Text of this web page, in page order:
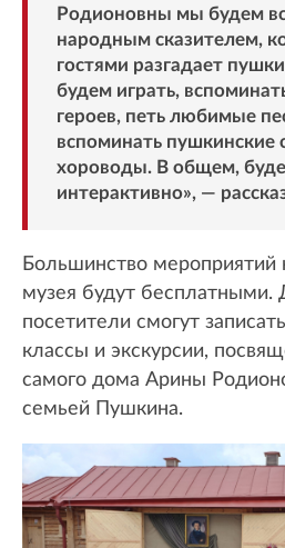
Родионовны мы будем
народным сказителем,
гостями разгадает
будем играть,
героев, петь любимые
вспоминать пушкинские
хороводы. В общем,
интерактивно», —
Большинство мероприятий
музея будут бесплатными.
посетители смогут
классы и экскурсии,
самого дома Арины
семьей Пушкина.